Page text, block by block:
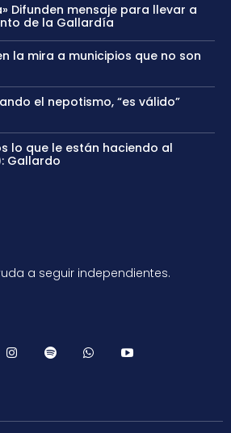
Difunden mensaje para llevar a
de la Gallardía
la mira a municipios que no son
el nepotismo, “es válido”
lo que le están haciendo al
Gallardo
a seguir independientes.